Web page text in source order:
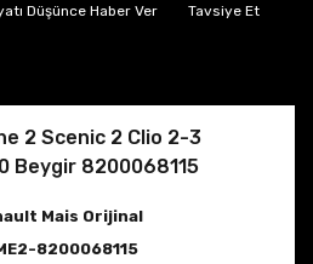
Düşünce Haber Ver Tavsiye Et
2 Scenic 2 Clio 2-3
Beygir 8200068115
Mais Orijinal
8200068115